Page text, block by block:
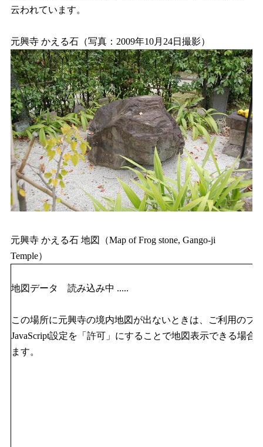
云われています。
元興寺 かえる石（写真：2009年10月24日撮影）
元興寺 かえる石 地図（Map of Frog stone, Gango-ji
Temple）
地図データ 読み込み中 .....
この場所に元興寺の境内地図が出ないときは、ご利用のブ
JavaScript設定を「許可」にすることで地図表示できる場合
ます。